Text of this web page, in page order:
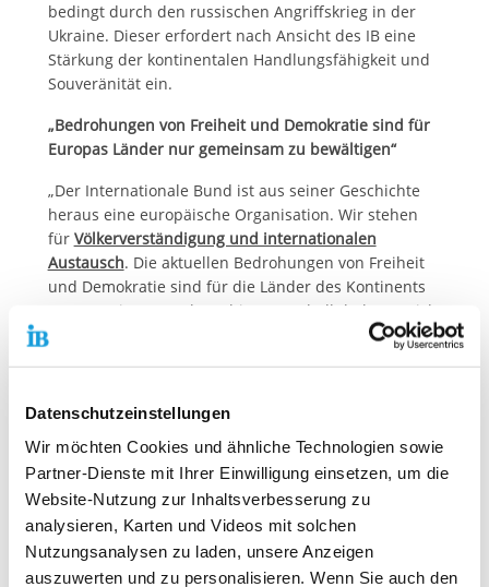
Datenschutzeinstellungen
Wir möchten Cookies und ähnliche Technologien sowie
Partner-Dienste mit Ihrer Einwilligung einsetzen, um die
Website-Nutzung zur Inhaltsverbesserung zu
analysieren, Karten und Videos mit solchen
Nutzungsanalysen zu laden, unsere Anzeigen
auszuwerten und zu personalisieren. Wenn Sie auch den
bedingt durch den russischen Angriffskrieg in der
Ukraine. Dieser erfordert nach Ansicht des IB eine
Stärkung der kontinentalen Handlungsfähigkeit und
Souveränität ein.
„Bedrohungen von Freiheit und Demokratie sind für
Europas Länder nur gemeinsam zu bewältigen“
„Der Internationale Bund ist aus seiner Geschichte
heraus eine europäische Organisation. Wir stehen
für Völkerverständigung und internationalen
Austausch. Die aktuellen Bedrohungen von Freiheit
und Demokratie sind für die Länder des Kontinents
nur gemeinsam zu bewältigen. Deshalb bekennt sich
der IB zu seiner Mitgliedschaft in der Europäischen
vertreten zu sein“, betont Thiemo Fojkar.
Die deutsche Unterorganisation der internationalen
Europäischen Bewegung wurde am 13. Juni 1949
gegründet. Die Idee dazu war nach dem Zweiten
Weltkrieg entstanden und hatte sich der Förderung
der europäischen Integration verschrieben. IB-
Mitgründer Carlo Schmid war der erste Vorsitzende